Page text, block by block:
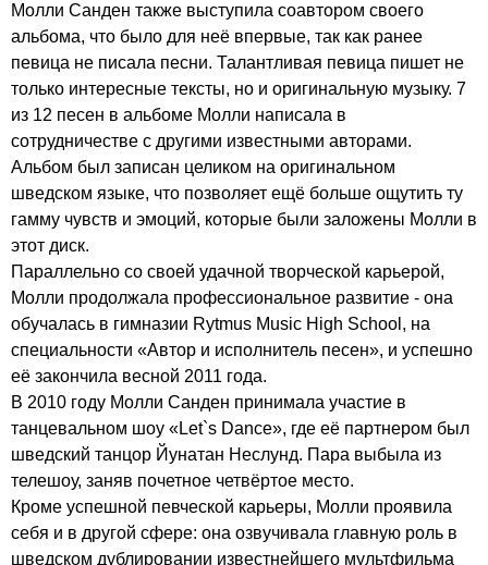
Молли Санден также выступила соавтором своего
альбома, что было для неё впервые, так как ранее
певица не писала песни. Талантливая певица пишет не
только интересные тексты, но и оригинальную музыку. 7
из 12 песен в альбоме Молли написала в
сотрудничестве с другими известными авторами.
Альбом был записан целиком на оригинальном
шведском языке, что позволяет ещё больше ощутить ту
гамму чувств и эмоций, которые были заложены Молли в
этот диск.
Параллельно со своей удачной творческой карьерой,
Молли продолжала профессиональное развитие - она
обучалась в гимназии Rytmus Music High School , на
специальности «Автор и исполнитель песен», и успешно
её закончила весной 2011 года.
В 2010 году Молли Санден принимала участие в
танцевальном шоу «Let`s Dance», где её партнером был
шведский танцор Йунатан Неслунд. Пара выбыла из
телешоу, заняв почетное четвёртое место.
Кроме успешной певческой карьеры, Молли проявила
себя и в другой сфере: она озвучивала главную роль в
шведском дублировании известнейшего мультфильма